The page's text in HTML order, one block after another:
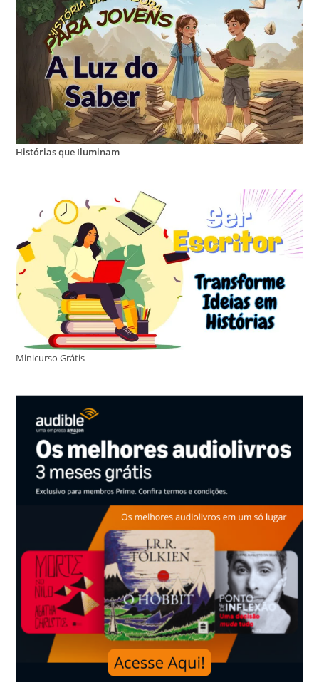
Histórias que Iluminam
Minicurso Grátis